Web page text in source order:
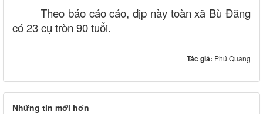
Theo báo cáo cáo, dịp này toàn xã Bù Đăng
có 23 cụ tròn 90 tuổi.
Tác giả: Phú Quang
Những tin mới hơn